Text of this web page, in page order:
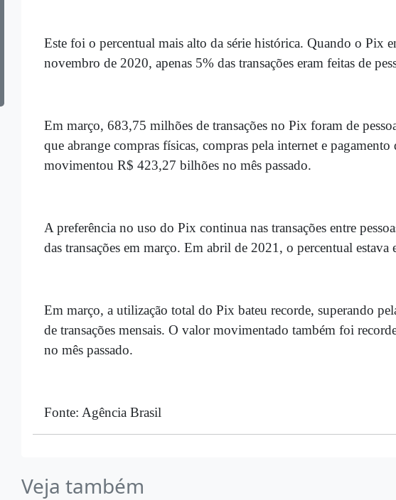
Este foi o percentual mais alto da série histórica. Quando o Pix
novembro de 2020, apenas 5% das transações eram feitas de
Em março, 683,75 milhões de transações no Pix foram de
que abrange compras físicas, compras pela internet e pagamento
movimentou R$ 423,27 bilhões no mês passado.
A preferência no uso do Pix continua nas transações entre
das transações em março. Em abril de 2021, o percentual estava
Em março, a utilização total do Pix bateu recorde, superando
de transações mensais. O valor movimentado também foi
no mês passado.
Fonte: Agência Brasil
Veja também